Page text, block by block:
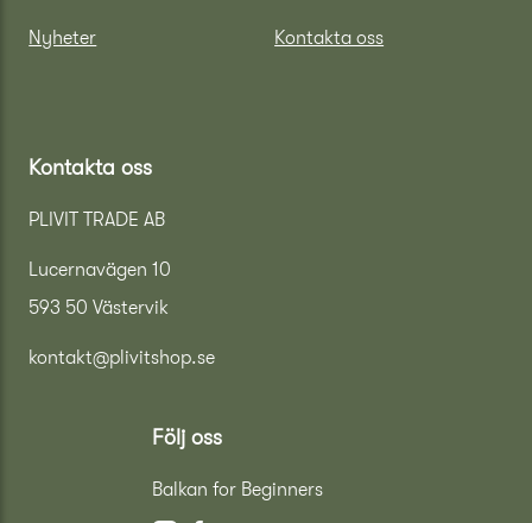
Nyheter Kontakta oss
Kontakta oss
PLIVIT TRADE AB
Lucernavägen 10
593 50 Västervik
kontakt@plivitshop.se
Följ oss
Balkan for Beginners